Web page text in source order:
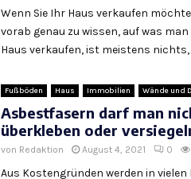
Wenn Sie Ihr Haus verkaufen
vorab genau zu wissen, auf was
Haus verkaufen, ist meistens nichts,
Fußböden Haus Immobilien Wände und
Asbestfasern darf man
überkleben oder
von Redaktion August 4, 2021 0
Aus Kostengründen werden in